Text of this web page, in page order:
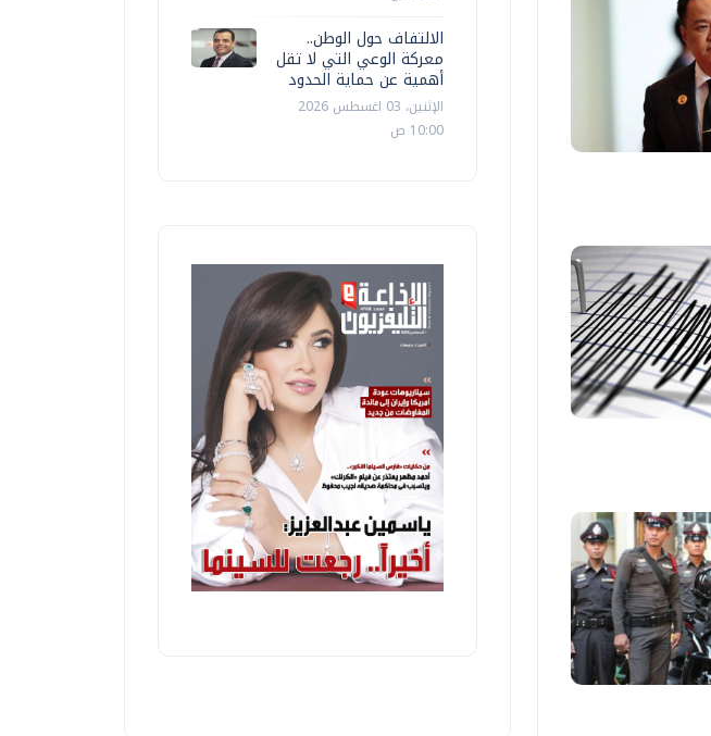
الالتفاف حول الوطن..
معركة الوعي التي لا تقل
أهمية عن حماية الحدود
الإثنين، 03 اغسطس 2026
10:00 ص